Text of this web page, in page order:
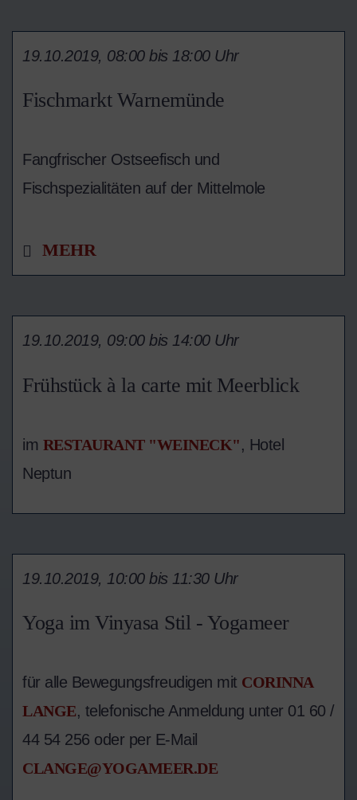
Fischmarkt Warnemünde
19.10.2019, 08:00 bis 18:00 Uhr
Fangfrischer Ostseefisch und
Fischspezialitäten auf der Mittelmole
MEHR
Frühstück à la carte mit Meerblick
19.10.2019, 09:00 bis 14:00 Uhr
im RESTAURANT "WEINECK", Hotel
Neptun
Yoga im Vinyasa Stil - Yogameer
19.10.2019, 10:00 bis 11:30 Uhr
für alle Bewegungsfreudigen mit CORINNA
LANGE, telefonische Anmeldung unter 01 60 /
44 54 256 oder per E-Mail
CLANGE@YOGAMEER.DE